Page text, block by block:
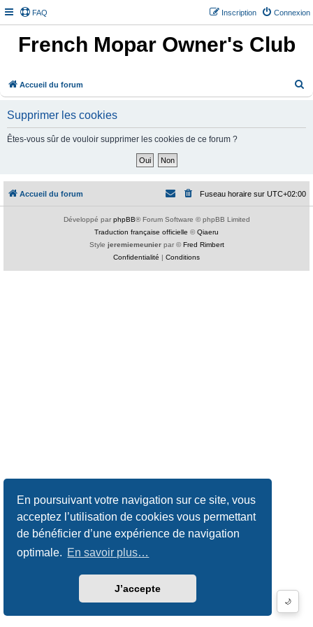
En poursuivant votre navigation sur ce site, vous
acceptez l’utilisation de cookies vous permettant
de bénéficier d’une expérience de navigation
optimale. En savoir plus…
J’accepte
FAQ Connexion
Inscription
French Mopar Owner's Club
Accueil du forum
🌙
Supprimer les cookies
Êtes-vous sûr de vouloir supprimer les cookies de ce forum ?
Accueil du forum Fuseau horaire sur UTC+02:00
Développé par phpBB® Forum Software © phpBB Limited
Traduction française officielle ©Qiaeru
Style jeremiemeunierpar ©Fred Rimbert
Confidentialité | Conditions